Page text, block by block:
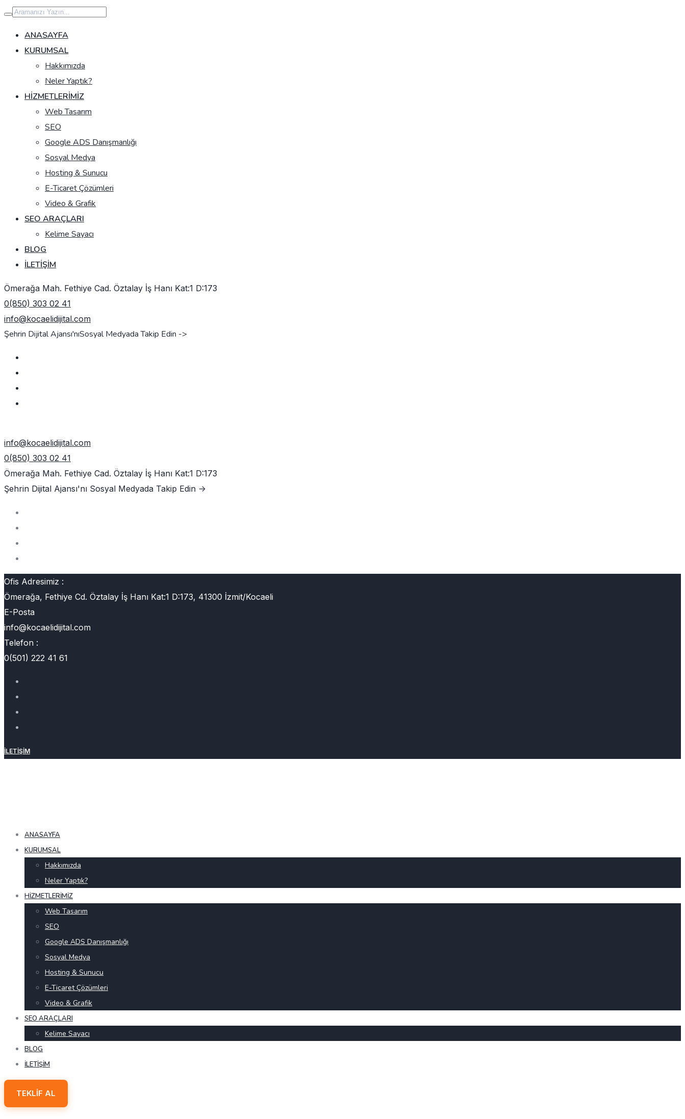
İçeriğe
geç
ANASAYFA
KURUMSAL
Hakkımızda
Neler Yaptık?
HIZMETLERIMIZ
Web Tasarım
SEO
Google ADS Danışmanlığı
Sosyal Medya
Hosting & Sunucu
E-Ticaret Çözümleri
Video & Grafik
SEO ARAÇLARI
Kelime Sayacı
BLOG
İLETIŞIM
Ömerağa Mah. Fethiye Cad. Öztalay İş Hanı Kat:1 D:173
0(850) 303 02 41
info@kocaelidijital.com
Şehrin Dijital Ajansı'nıSosyal Medyada Takip Edin ->
info@kocaelidijital.com
0(850) 303 02 41
Ömerağa Mah. Fethiye Cad. Öztalay İş Hanı Kat:1 D:173
Şehrin Dijital Ajansı'nı Sosyal Medyada Takip Edin ->
Ofis Adresimiz :
Ömerağa, Fethiye Cd. Öztalay İş Hanı Kat:1 D:173, 41300 İzmit/Kocaeli
E-Posta
info@kocaelidijital.com
Telefon :
0(501) 222 41 61
İLETIŞIM
ANASAYFA
KURUMSAL
Hakkımızda
Neler Yaptık?
HIZMETLERIMIZ
Web Tasarım
SEO
Google ADS Danışmanlığı
Sosyal Medya
Hosting & Sunucu
E-Ticaret Çözümleri
Video & Grafik
SEO ARAÇLARI
Kelime Sayacı
BLOG
İLETIŞIM
TEKLIF AL